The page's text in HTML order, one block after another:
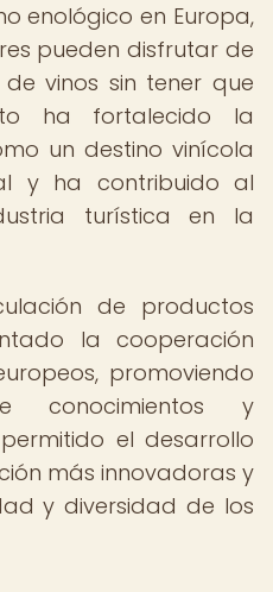
enológico en Europa,
pueden disfrutar de
vinos sin tener que
ha fortalecido la
un destino vinícola
y ha contribuido al
turística en la
de productos
la cooperación
promoviendo
conocimientos y
el desarrollo
más innovadoras y
y diversidad de los